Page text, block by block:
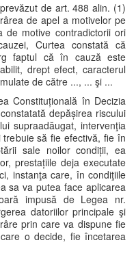
de art. 488 alin. (1)
de apel a motivelor pe
de motive contradictorii ori
Curtea constată că
faptul că în cauză este
drept efect, caracterul
de către ..., ... şi ...
Constituțională în Decizia
depășirea riscului
supraadăugat, intervenţia
să fie efectivă, fie în
sale noilor condiții, ea
prestațiile deja executate
instanţa care, în condiţiile
sa va putea face aplicarea
impusă de Legea nr.
datoriilor principale şi
prin care va dispune fie
o decide, fie încetarea